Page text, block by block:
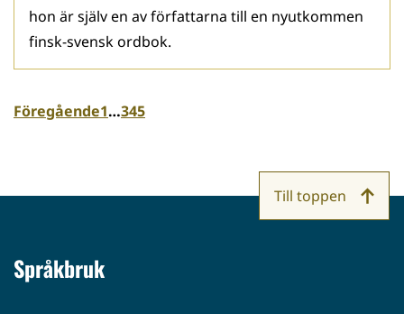
hon är själv en av författarna till en nyutkommen
finsk-svensk ordbok.
Föregående1…345
Språkbruk
Till toppen